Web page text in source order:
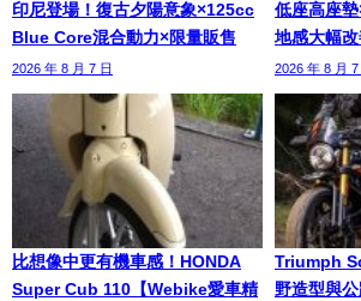
印尼登場！復古夕陽意象×125cc
Blue Core混合動力×限量販售
2026 年 8 月 7 日
低座高座
地感大幅
2026 年 8 月 7
比想像中更有機車感！HONDA
Super Cub 110【Webike愛車精
Triumph
野造型與